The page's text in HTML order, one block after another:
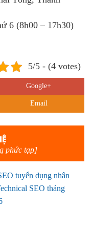
6 (8h00 – 17h30)
5/5 - (4 votes)
Google+
Email
phức tạp]
tuyển dụng nhân
SEO tháng